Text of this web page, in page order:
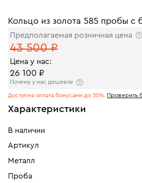
Кольцо из золота 585 пробы с
Предполагаемая розничная цена
43 500 ₽
Цена у нас:
26 100 ₽
Почему у нас дешевле
Доступна оплата бонусами до 30%. Проверить
Характеристики
В наличии
Артикул
Металл
Проба